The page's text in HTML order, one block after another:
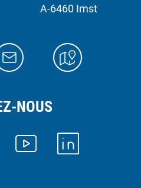
A-6460 Imst
NOUS